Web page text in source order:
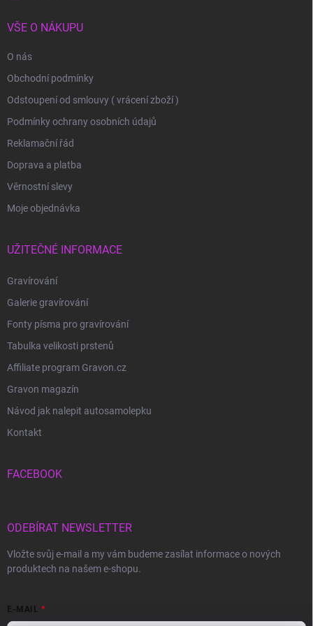
VŠE O NÁKUPU
O nás
Obchodní podmínky
Odstoupení od smlouvy ( vrácení zboží )
Podmínky ochrany osobních údajů
Reklamační řád
Doprava a platba
Věrnostní slevy
Moje objednávka
UŽITEČNÉ INFORMACE
Gravírování
Galerie gravírování
Fonty písma pro gravírování
Tabulka velikosti prstenů
Affiliate program Gravon.cz
Gravon magazín
Návod jak nalepit autosamolepku
Kontakt
FACEBOOK
ODEBÍRAT NEWSLETTER
Vložte svůj e-mail a my vám budeme zasílat informace o nových
produktech na našem e-shopu.
E-MAIL